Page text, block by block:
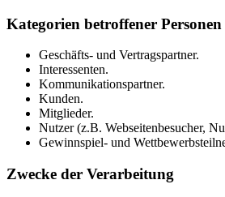
Kategorien betroffener Personen
Geschäfts- und Vertragspartner.
Interessenten.
Kommunikationspartner.
Kunden.
Mitglieder.
Nutzer (z.B. Webseitenbesucher,
Gewinnspiel- und
Zwecke der Verarbeitung